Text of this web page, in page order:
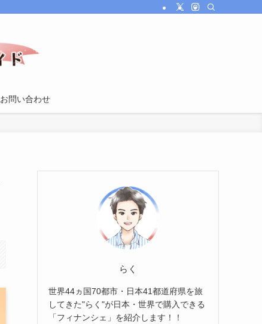
お問い合わせ
らく
世界44ヵ国70都市・日本41都道府県を旅
してきた"らく"が日本・世界で購入できる
「フィナンシェ」を紹介します！！